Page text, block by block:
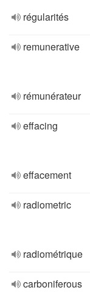
régularités
remunerative
rémunérateur
effacing
effacement
radiometric
radiométrique
carboniferous